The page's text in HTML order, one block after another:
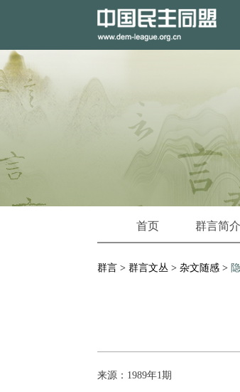
首页 群言简介
群言 > 群言文丛 > 杂文随感 >
来源：1989年1期